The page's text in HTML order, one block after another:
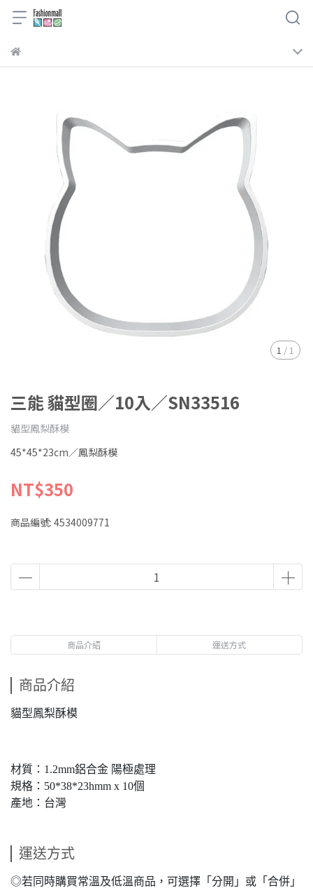
1 / 1
三能 貓型圈／10入／SN33516
貓型鳳梨酥模
45*45*23cm／鳳梨酥模
NT$350
商品編號: 4534009771
商品介紹 運送方式
商品介紹
貓型鳳梨酥模
材質：1.2mm鋁合金 陽極處理
規格：50*38*23hmm x 10個
產地：台灣
運送方式
◎若同時購買常溫及低溫商品，可選擇「分開」或「合併」